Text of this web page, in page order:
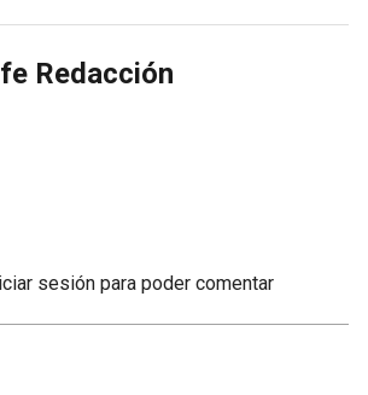
Redacción
sesión para poder comentar